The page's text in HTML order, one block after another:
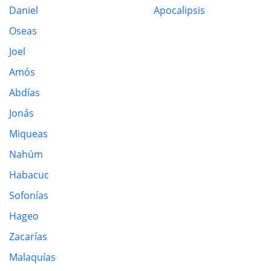
Daniel
Oseas
Joel
Amós
Abdías
Jonás
Miqueas
Nahúm
Habacuc
Sofonías
Hageo
Zacarías
Malaquías
Apocalipsis